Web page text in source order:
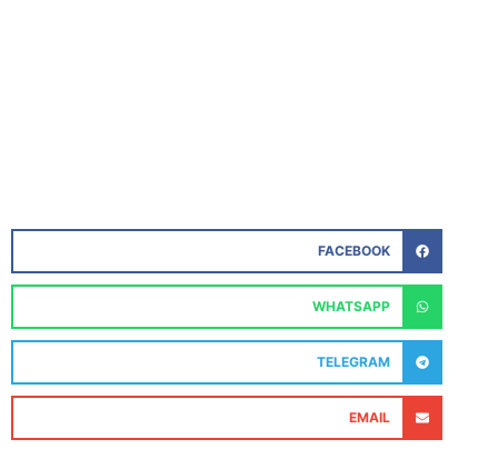
FACEBOOK
WHATSAPP
TELEGRAM